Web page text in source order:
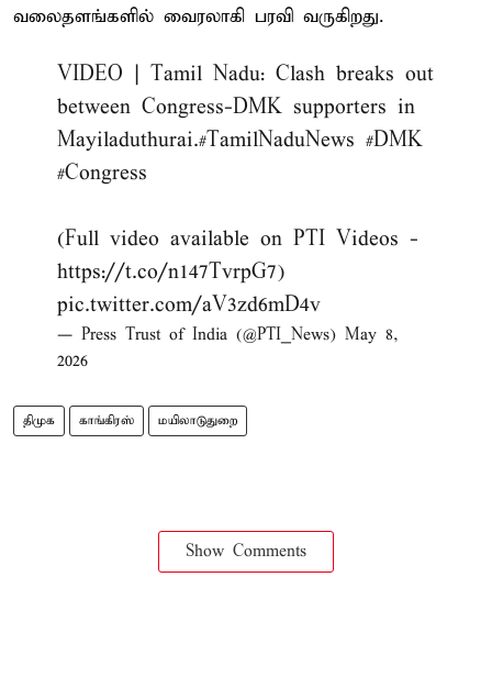
வலைதளங்களில் வைரலாகி பரவி வருகிறது.
VIDEO | Tamil Nadu: Clash breaks out
between Congress-DMK supporters in
Mayiladuthurai.#TamilNaduNews #DMK
#Congress
(Full video available on PTI Videos -
https://t.co/n147TvrpG7)
pic.twitter.com/aV3zd6mD4v
— Press Trust of India (@PTI_News) May 8,
2026
திமுக காங்கிரஸ் மயிலாடுதுறை
Show Comments